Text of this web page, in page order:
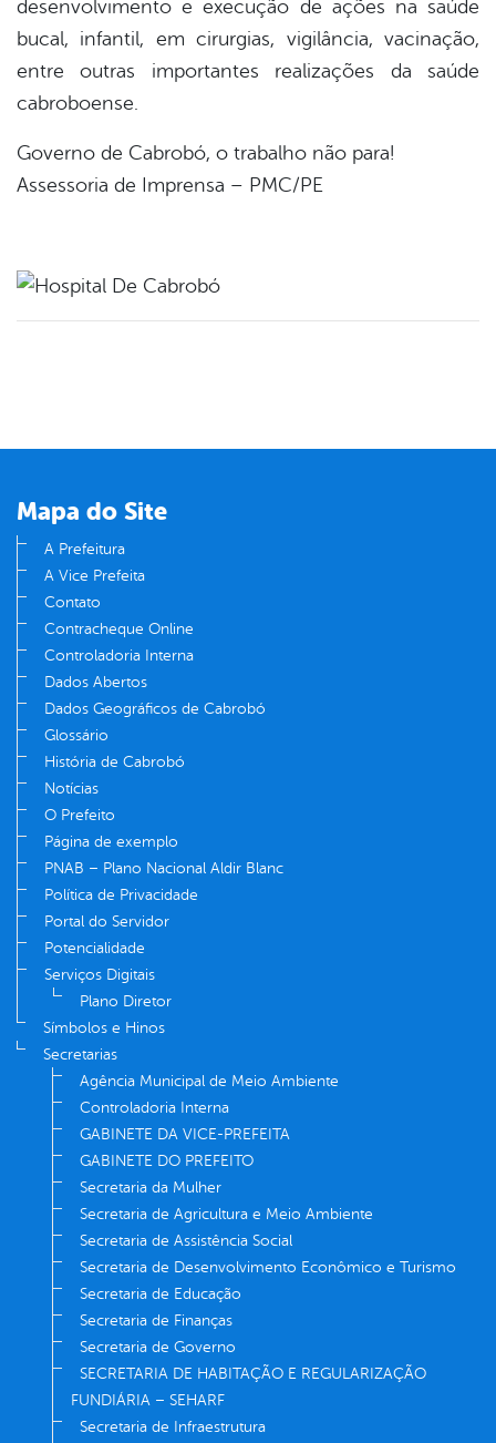
desenvolvimento e execução de ações na saúde
bucal, infantil, em cirurgias, vigilância, vacinação,
entre outras importantes realizações da saúde
cabroboense.
Governo de Cabrobó, o trabalho não para!
Assessoria de Imprensa – PMC/PE
Mapa do Site
A Prefeitura
A Vice Prefeita
Contato
Contracheque Online
Controladoria Interna
Dados Abertos
Dados Geográficos de Cabrobó
Glossário
História de Cabrobó
Notícias
O Prefeito
Página de exemplo
PNAB – Plano Nacional Aldir Blanc
Política de Privacidade
Portal do Servidor
Potencialidade
Serviços Digitais
Plano Diretor
Símbolos e Hinos
Secretarias
Agência Municipal de Meio Ambiente
Controladoria Interna
GABINETE DA VICE-PREFEITA
GABINETE DO PREFEITO
Secretaria da Mulher
Secretaria de Agricultura e Meio Ambiente
Secretaria de Assistência Social
Secretaria de Desenvolvimento Econômico e Turismo
Secretaria de Educação
Secretaria de Finanças
Secretaria de Governo
SECRETARIA DE HABITAÇÃO E REGULARIZAÇÃO
FUNDIÁRIA – SEHARF
Secretaria de Infraestrutura